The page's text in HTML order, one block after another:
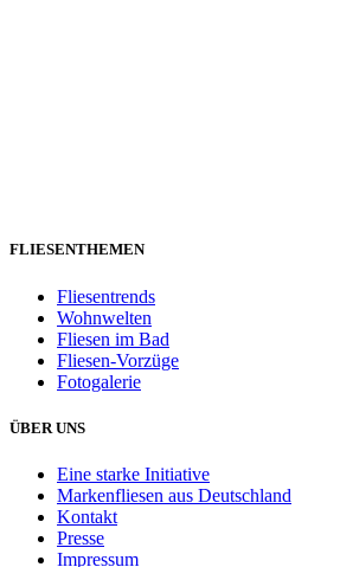
FLIESENTHEMEN
Fliesentrends
Wohnwelten
Fliesen im Bad
Fliesen-Vorzüge
Fotogalerie
ÜBER UNS
Eine starke Initiative
Markenfliesen aus Deutschland
Kontakt
Presse
Impressum